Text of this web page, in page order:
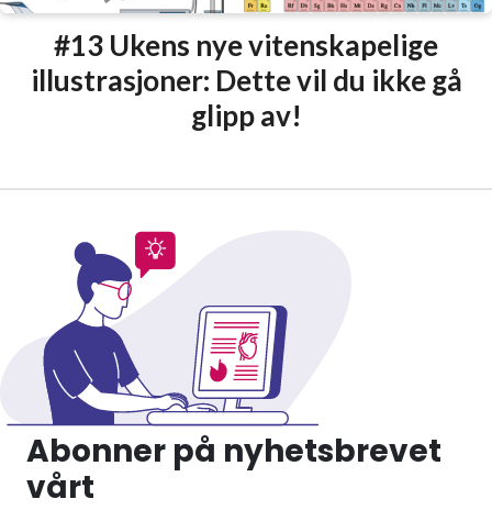
#13 Ukens nye vitenskapelige
illustrasjoner: Dette vil du ikke gå
glipp av!
Abonner på nyhetsbrevet
vårt